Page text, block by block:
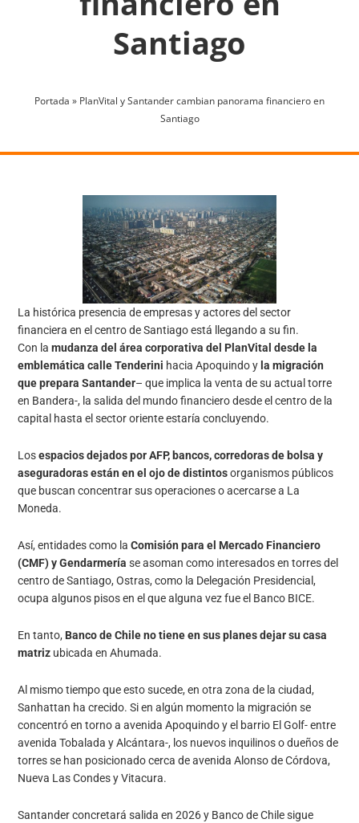
Santiago
Portada » PlanVital y Santander cambian panorama financiero en
Santiago
La histórica presencia de empresas y actores del sector
financiera en el centro de Santiago está llegando a su fin.
Con lamudanza del área corporativa del PlanVital desde la
emblemática calle Tenderini hacia Apoquindo y la migración
que prepara Santander– que implica la venta de su actual torre
en Bandera-, la salida del mundo financiero desde el centro de la
capital hasta el sector oriente estaría concluyendo.
Losespacios dejados por AFP, bancos, corredoras de bolsa y
aseguradoras están en el ojo de distintosorganismos públicos
que buscan concentrar sus operaciones o acercarse a La
Moneda.
Así, entidades como laComisión para el Mercado Financiero
(CMF) y Gendarmería se asoman como interesados en torres del
centro de Santiago, Ostras, como la Delegación Presidencial,
ocupa algunos pisos en el que alguna vez fue el Banco BICE.
En tanto, Banco de Chile no tiene en sus planes dejar su casa
matriz ubicada en Ahumada.
Al mismo tiempo que esto sucede, en otra zona de la ciudad,
Sanhattan ha crecido. Si en algún momento la migración se
concentró en torno a avenida Apoquindo y el barrio El Golf- entre
avenida Tobalada y Alcántara-, los nuevos inquilinos o dueños de
torres se han posicionado cerca de avenida Alonso de Córdova,
Nueva Las Condes y Vitacura.
Santander concretará salida en 2026 y Banco de Chile sigue